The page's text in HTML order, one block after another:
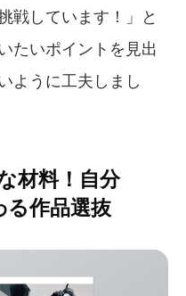
戦しています！」と
たいポイントを見出
ように工夫しまし
材料！自分
る作品選抜